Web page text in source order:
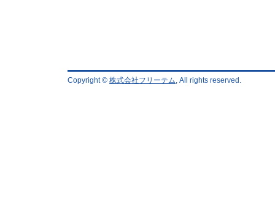
Copyright © 株式会社フリーテム, All rights reserved.